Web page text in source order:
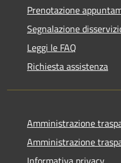
Prenotazione
Segnalazione
Leggi le FAQ
Richiesta assistenza
Amministrazione
Amministrazione